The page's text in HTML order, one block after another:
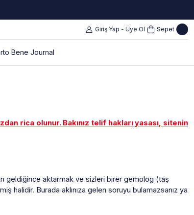
Giriş Yap - Üye Ol Sepet
Bene Journal
rica olunur. Bakınız telif hakları yasası, sitenin
geldiğince aktarmak ve sizleri birer gemolog (taş
Burada aklınıza gelen soruyu bulamazsanız ya